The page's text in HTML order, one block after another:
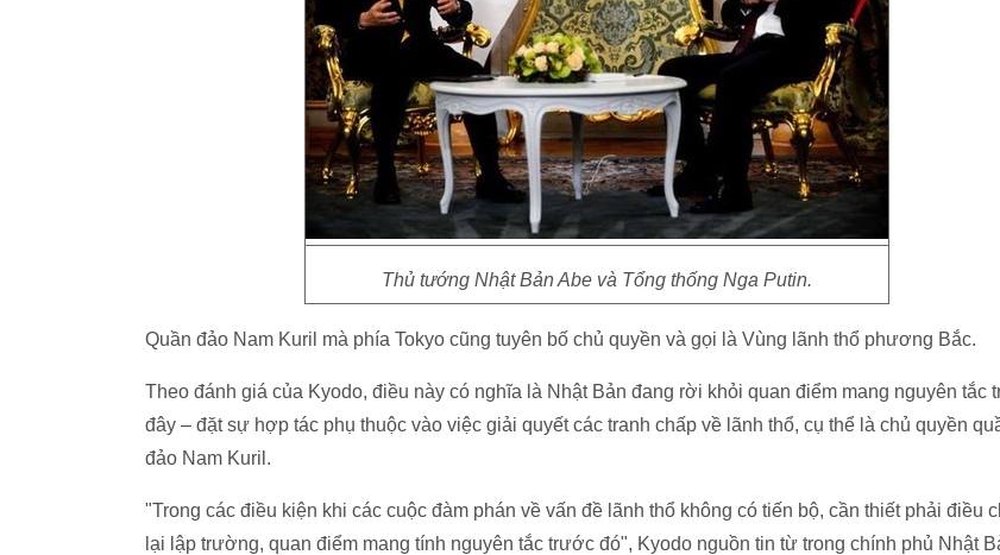
Thủ tướng Nhật Bản Abe và Tổng thống Nga Putin.
Quần đảo Nam Kuril mà phía Tokyo cũng tuyên bố chủ quyền và gọi là Vùng lãnh thổ phương Bắc.
Theo đánh giá của Kyodo, điều này có nghĩa là Nhật Bản đang rời khỏi quan điểm mang nguyên tắc
đây – đặt sự hợp tác phụ thuộc vào việc giải quyết các tranh chấp về lãnh thổ, cụ thể là chủ quyền
đảo Nam Kuril.
"Trong các điều kiện khi các cuộc đàm phán về vấn đề lãnh thổ không có tiến bộ, cần thiết phải điều
lại lập trường, quan điểm mang tính nguyên tắc trước đó", Kyodo nguồn tin từ trong chính phủ Nhật